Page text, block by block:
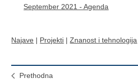
September 2021 - Agenda
Najave | Projekti |Znanost i tehnologija
Prethodna